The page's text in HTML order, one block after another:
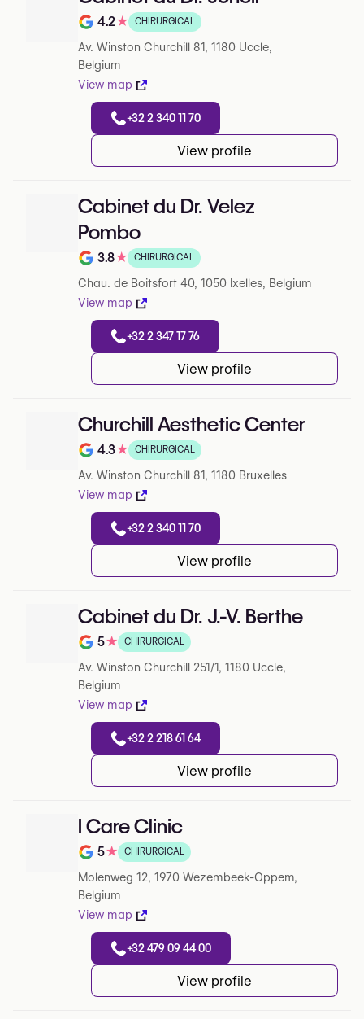
Note de 4.2 sur 5 sur Google
4.2★ CHIRURGICAL
Av. Winston Churchill 81, 1180 Uccle,
Belgium
View map
+32 2 340 11 70
View profile
Cabinet du Dr. Velez
Pombo
Note de 3.8 sur 5 sur Google
3.8★ CHIRURGICAL
Chau. de Boitsfort 40, 1050 Ixelles, Belgium
View map
+32 2 347 17 76
View profile
Churchill Aesthetic Center
Note de 4.3 sur 5 sur Google
4.3★ CHIRURGICAL
Av. Winston Churchill 81, 1180 Bruxelles
View map
+32 2 340 11 70
View profile
Cabinet du Dr. J.-V. Berthe
Note de 5 sur 5 sur Google
5★ CHIRURGICAL
Av. Winston Churchill 251/1, 1180 Uccle,
Belgium
View map
+32 2 218 61 64
View profile
I Care Clinic
Note de 5 sur 5 sur Google
5★ CHIRURGICAL
Molenweg 12, 1970 Wezembeek-Oppem,
Belgium
View map
+32 479 09 44 00
View profile